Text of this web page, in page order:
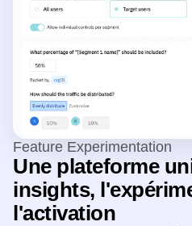
Feature Experimentation
Une plateforme
insights,
l'activation